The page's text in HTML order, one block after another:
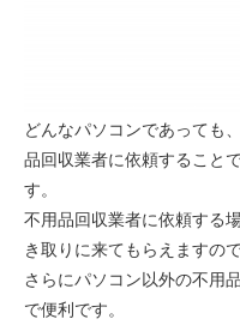
どんなパソコンであっても
品回収業者に依頼すること
す。
不用品回収業者に依頼する
き取りに来てもらえますの
さらにパソコン以外の不用
で便利です。